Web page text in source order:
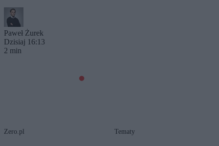
Paweł Żurek
Dzisiaj 16:13
2 min
Zero.pl Tematy